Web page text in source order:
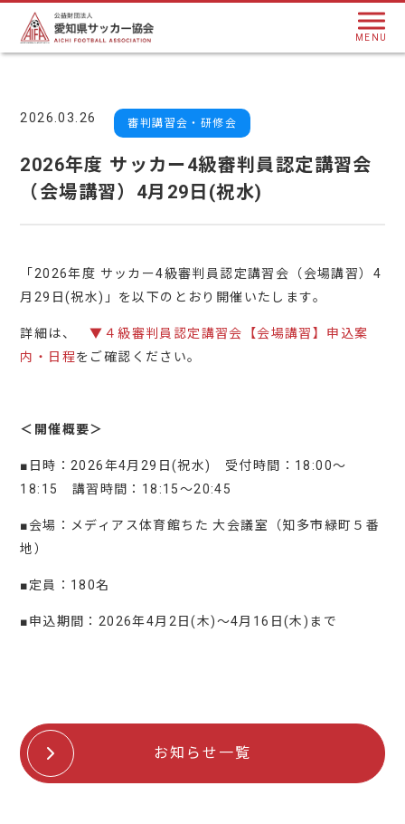
MENU
2026.03.26 審判講習会・研修会
2026年度 サッカー4級審判員認定講習会
（会場講習）4月29日(祝水)
「2026年度 サッカー4級審判員認定講習会（会場講習）4
月29日(祝水)」を以下のとおり開催いたします。
詳細は、▼４級審判員認定講習会【会場講習】申込案
内・日程をご確認ください。
＜開催概要＞
■日時：2026年4月29日(祝水) 受付時間：18:00～
18:15 講習時間：18:15～20:45
■会場：メディアス体育館ちた 大会議室（知多市緑町５番
地）
■定員：180名
■申込期間：2026年4月2日(木)～4月16日(木)まで
お知らせ一覧